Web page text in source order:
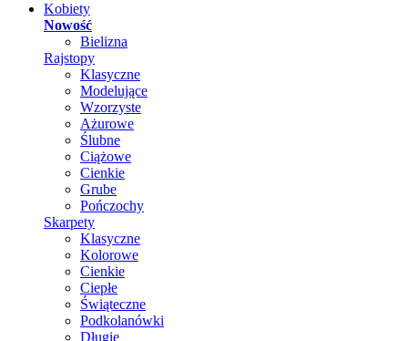
Kobiety
Nowość
Bielizna
Rajstopy
Klasyczne
Modelujące
Wzorzyste
Ażurowe
Ślubne
Ciążowe
Cienkie
Grube
Pończochy
Skarpety
Klasyczne
Kolorowe
Cienkie
Ciepłe
Świąteczne
Podkolanówki
Długie